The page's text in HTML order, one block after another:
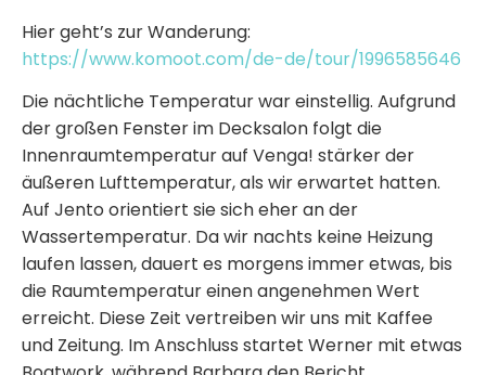
Hier geht’s zur Wanderung:
https://www.komoot.com/de-de/tour/1996585646
Die nächtliche Temperatur war einstellig. Aufgrund
der großen Fenster im Decksalon folgt die
Innenraumtemperatur auf Venga! stärker der
äußeren Lufttemperatur, als wir erwartet hatten.
Auf Jento orientiert sie sich eher an der
Wassertemperatur. Da wir nachts keine Heizung
laufen lassen, dauert es morgens immer etwas, bis
die Raumtemperatur einen angenehmen Wert
erreicht. Diese Zeit vertreiben wir uns mit Kaffee
und Zeitung. Im Anschluss startet Werner mit etwas